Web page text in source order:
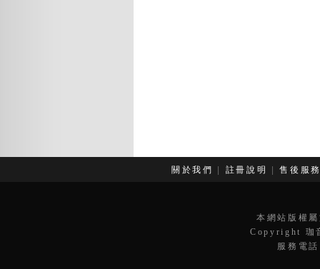
關於我們 註冊說明 售後服
本網站版權
Copyright 珈
服務電